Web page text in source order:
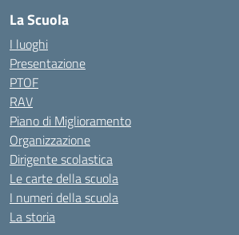
La Scuola
I luoghi
Presentazione
PTOF
RAV
Piano di Miglioramento
Organizzazione
Dirigente scolastica
Le carte della scuola
I numeri della scuola
La storia